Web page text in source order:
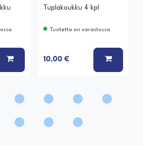
LISÄÄ KORIIN
Tuplakoukku 4 kpl
Tuotetta on varastossa
10,00 € LISÄÄ